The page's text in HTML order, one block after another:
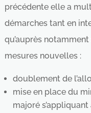
précédente elle a
démarches tant en
qu’auprès
mesures nouvelles :
doublement de
mise en place du
majoré